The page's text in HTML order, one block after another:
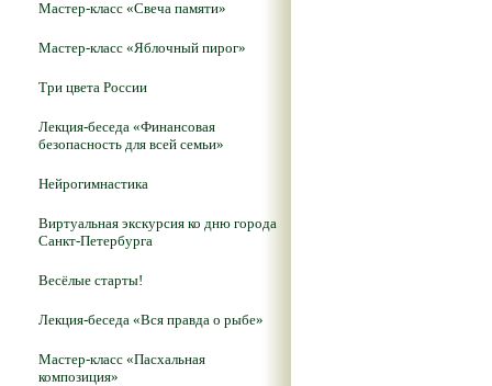
Мастер-класс «Свеча памяти»
Мастер-класс «Яблочный пирог»
Три цвета России
Лекция-беседа «Финансовая
безопасность для всей семьи»
Нейрогимнастика
Виртуальная экскурсия ко дню города
Санкт-Петербурга
Весёлые старты!
Лекция-беседа «Вся правда о рыбе»
Мастер-класс «Пасхальная
композиция»